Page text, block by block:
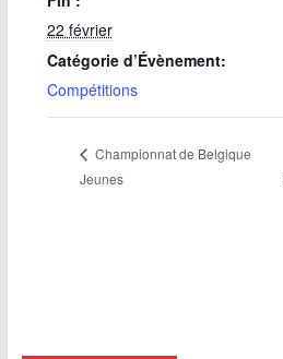
22 février
Catégorie d’Évènement:
Compétitions
Championnat de Belgique
Jeunes